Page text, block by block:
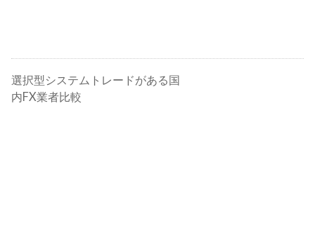
選択型システムトレードがある国
内FX業者比較